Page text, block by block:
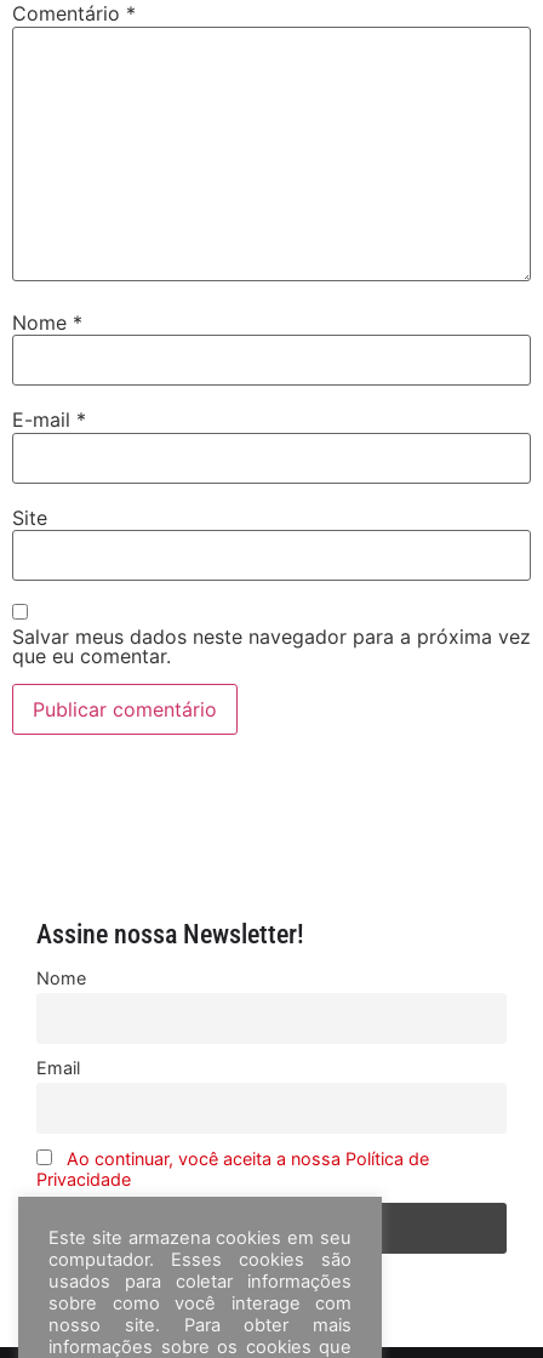
Comentário *
Nome *
E-mail *
Site
Salvar meus dados neste navegador para a próxima vez
que eu comentar.
Assine nossa Newsletter!
Nome
Email
Ao continuar, você aceita a nossa Política de
Privacidade
Este site armazena cookies em seu
computador. Esses cookies são
usados para coletar informações
sobre como você interage com
nosso site. Para obter mais
informações sobre os cookies que